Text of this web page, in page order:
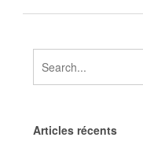
Articles récents